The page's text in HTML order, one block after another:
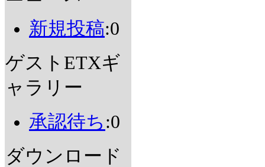
新規投稿:0
ゲストETXギ
ャラリー
承認待ち :0
ダウンロード